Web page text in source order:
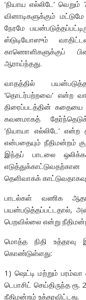
’நியாய எல்லிடே’ வெறும்
வினாடிகளுக்கும்
நேரமே
ஸ்டுடியோஸும்
காணொளிகளுக்குப்
ஆராய்ந்தது.
வாதத்தில்
’தொடர்பற்றவை’ என்ற
திரைப்படத்தின் கதையை
கவனமாகத்
’நியாயா எல்லிடே’
என்பதையும் நீதிமன்றம்
இந்தப் பாடலை
தெளிவாகக்
பாடல்கள் வணிக
பயன்படுத்தப்பட்டதால்,
பெறவில்லை என்று
மொத்த நிதி உத்தரவு
கொண்டுள்ளது:
1) ஷெட்டி மற்றும் பரம்வா
டெபாசிட் செய்திருந்த ரூ.
நீதிமன்றம் உத்தரவிட்டது.